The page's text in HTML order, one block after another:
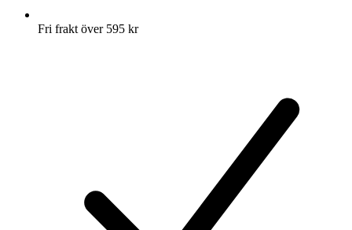
Fri frakt över 595 kr